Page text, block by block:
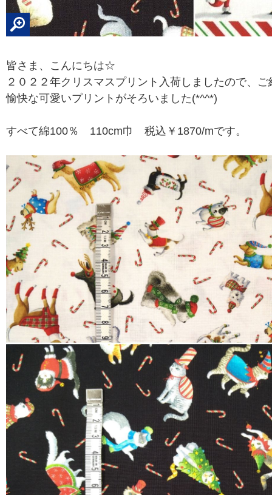
皆さま、こんにちは☆
２０２２年クリスマスプリント入荷しましたので、
愉快な可愛いプリントがそろいました(*^^*)
すべて綿100％ 110cm巾 税込￥1870/mです。